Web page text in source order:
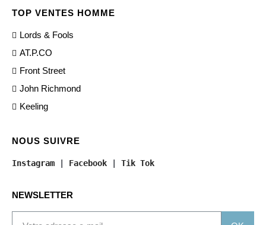
TOP VENTES HOMME
Lords & Fools
AT.P.CO
Front Street
John Richmond
Keeling
NOUS SUIVRE
Instagram Facebook Tik Tok
NEWSLETTER